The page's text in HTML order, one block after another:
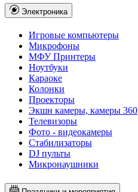
Электроника
Игровые компьютеры
Микрофоны
МФУ Принтеры
Ноутбуки
Караоке
Колонки
Проекторы
Экшн камеры, камеры 360
Телевизоры
Фото - видеокамеры
Стабилизаторы
DJ пульты
Микронаушники